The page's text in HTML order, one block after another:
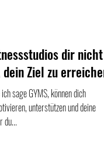
dir nicht
Ziel zu erreichen.
sage GYMS, können dich